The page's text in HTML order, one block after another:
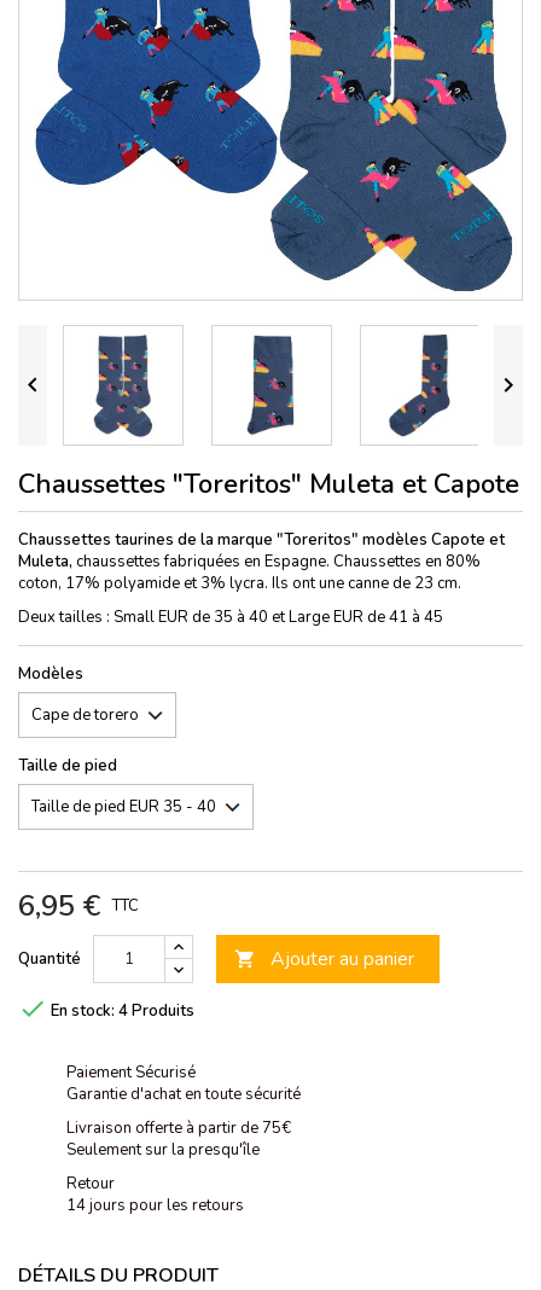
 
Chaussettes "Toreritos" Muleta et Capote
Chaussettes taurines de la marque "Toreritos" modèles Capote et
Muleta, chaussettes fabriquées en Espagne. Chaussettes en 80%
coton, 17% polyamide et 3% lycra. Ils ont une canne de 23 cm.
Deux tailles : Small EUR de 35 à 40 et Large EUR de 41 à 45
Modèles
Taille de pied
6,95 € TTC
Quantité  Ajouter au panier
 En stock: 4 Produits
Paiement Sécurisé
Garantie d'achat en toute sécurité
Livraison offerte à partir de 75€
Seulement sur la presqu'île
Retour
14 jours pour les retours
DÉTAILS DU PRODUIT